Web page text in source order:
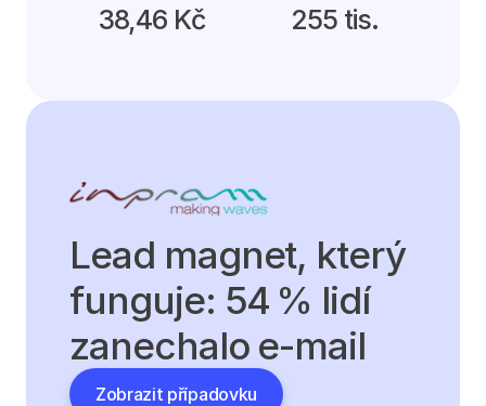
38,46 Kč 255 tis.
Lead magnet, který
funguje: 54 % lidí
zanechalo e-mail
Zobrazit případovku